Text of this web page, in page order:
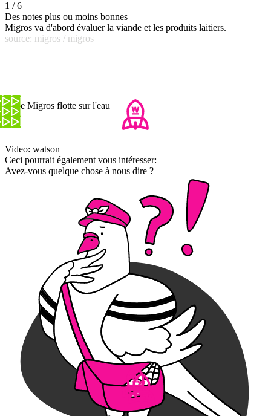
1 / 6
Des notes plus ou moins bonnes
Migros va d'abord évaluer la viande et les produits laitiers.
source: migros / migros
Cette Migros flotte sur l'eau
Video: watson
Ceci pourrait également vous intéresser:
Avez-vous quelque chose à nous dire ?